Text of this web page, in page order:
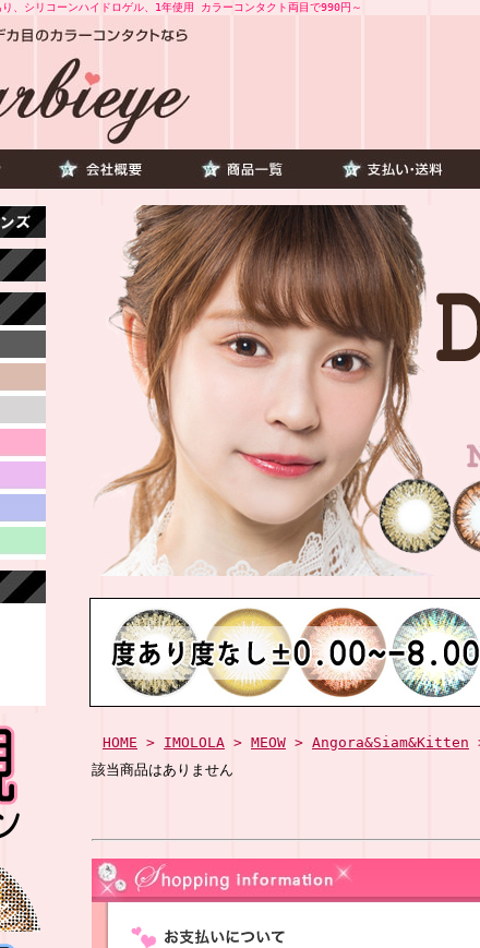
シリコーンハイドロゲル、1年使用 カラーコンタクト両目で990円～
HOME > IMOLOLA > MEOW > Angora&Siam&Kitten
該当商品はありません